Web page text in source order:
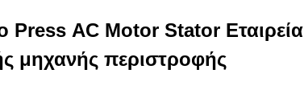
Press AC Motor Stator Εταιρεία
μηχανής περιστροφής